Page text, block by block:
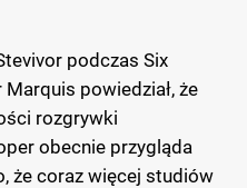
podczas Six
powiedział, że
rozgrywki
obecnie przygląda
że coraz więcej studiów